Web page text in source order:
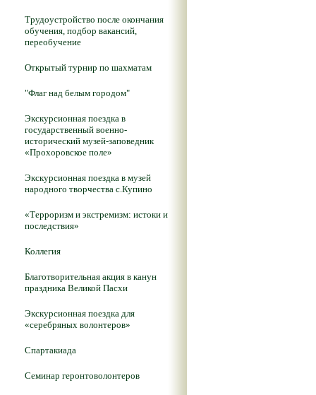
Трудоустройство после окончания
обучения, подбор вакансий,
переобучение
Открытый турнир по шахматам
"Флаг над белым городом"
Экскурсионная поездка в
государственный военно-
исторический музей-заповедник
«Прохоровское поле»
Экскурсионная поездка в музей
народного творчества с.Купино
«Терроризм и экстремизм: истоки и
последствия»
Коллегия
Благотворительная акция в канун
праздника Великой Пасхи
Экскурсионная поездка для
«серебряных волонтеров»
Спартакиада
Семинар геронтоволонтеров